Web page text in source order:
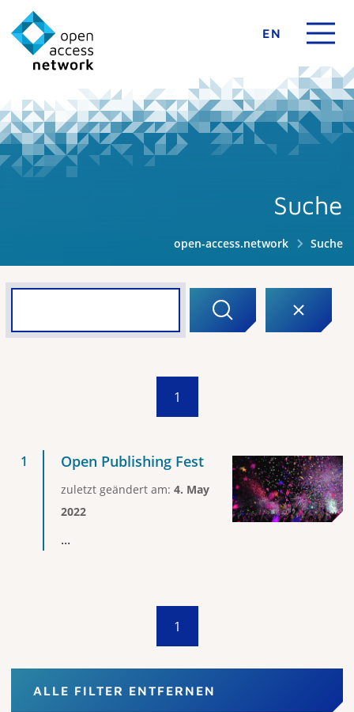
EN
Suche
open-access.network Suche
1
Open Publishing Fest
zuletzt geändert am: 4. May
2022
...
1
ALLE FILTER ENTFERNEN